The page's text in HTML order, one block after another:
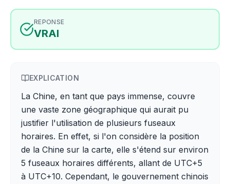
REPONSE
VRAI
EXPLICATION
La Chine, en tant que pays immense, couvre
une vaste zone géographique qui aurait pu
justifier l'utilisation de plusieurs fuseaux
horaires. En effet, si l'on considère la position
de la Chine sur la carte, elle s'étend sur environ
5 fuseaux horaires différents, allant de UTC+5
à UTC+10. Cependant, le gouvernement chinois